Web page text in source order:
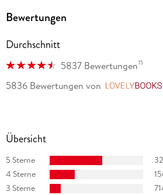
Eloy Martinéz, David Trueba u. a.). Er
Bewertungen
Durchschnitt
5837 Bewertungen15
5836 Bewertungen von
Übersicht
5 Sterne
4 Sterne
3 Sterne